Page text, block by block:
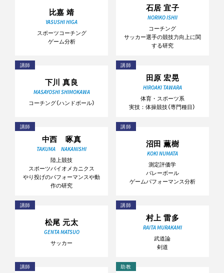
比嘉 靖
YASUSHI HIGA
スポーツコーチング
ゲーム分析
石居 宜子
NORIKO ISHII
コーチング
サッカー選手の競技力向上に関
する研究
講師
下川 真良
MASAYOSHI SHIMOKAWA
コーチング（ハンドボール）
講師
田原 宏晃
HIROAKI TAWARA
体育・スポーツ系
実技：体操競技（専門種目）
講師
中西 啄真
TAKUMA NAKANISHI
陸上競技
スポーツバイオメカニクス
やり投げのパフォーマンスや動
作の研究
講師
沼田 薫樹
KOKI NUMATA
測定評価学
バレーボール
ゲームパフォーマンス分析
講師
松尾 元太
GENTA MATSUO
サッカー
講師
村上 雷多
RAITA MURAKAMI
武道論
剣道
講師 助教